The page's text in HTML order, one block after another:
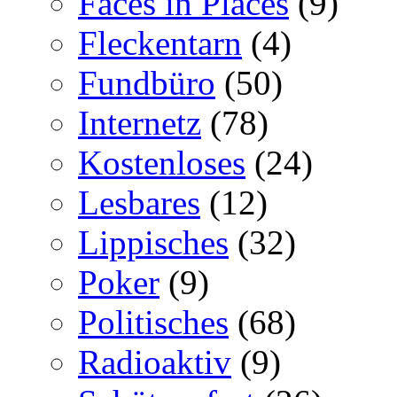
Fleckentarn (4)
Fundbüro (50)
Internetz (78)
Kostenloses (24)
Lesbares (12)
Lippisches (32)
Poker (9)
Politisches (68)
Radioaktiv (9)